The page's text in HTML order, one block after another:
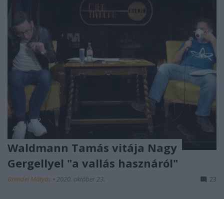
Waldmann Tamás vitája Nagy
Gergellyel "a vallás hasznáról"
Brendel Mátyás • 2020. október 23. 23